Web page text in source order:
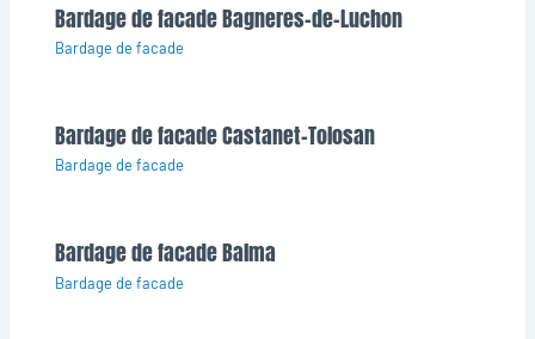
Bardage de facade Bagneres-de-Luchon
Bardage de facade
Bardage de facade Castanet-Tolosan
Bardage de facade
Bardage de facade Balma
Bardage de facade